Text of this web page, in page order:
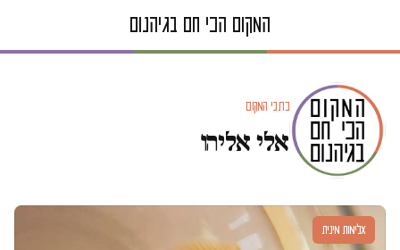
כתבי המקום
אלי אליהו
אלימות מינית